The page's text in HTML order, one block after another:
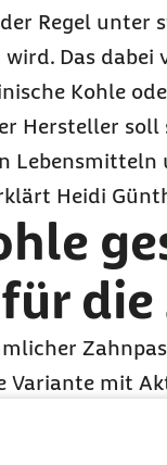
Regel unter
wird. Das
Kohle
Hersteller
Heidi
die
Variante mit
aufhellen.